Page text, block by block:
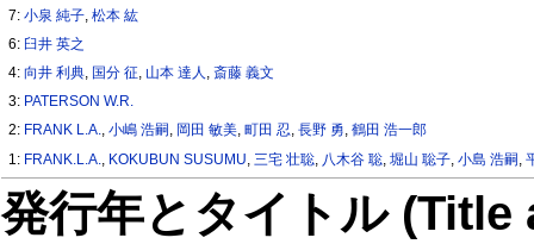
7:小泉 純子,松本 紘
6: 臼井 英之
4:向井 利典, 国分 征, 山本 達人 ,斎藤 義文
3: PATERSON W.R.
2: FRANK L.A.,小嶋 浩嗣 , 岡田 敏美,町田 忍,長野 勇,鶴田 浩一郎
1: FRANK.L.A. KOKUBUN SUSUMU 三宅 壮聡 八木谷 聡 ,堀山 聡子 ,小島 浩嗣 ,
発行年とタイトル